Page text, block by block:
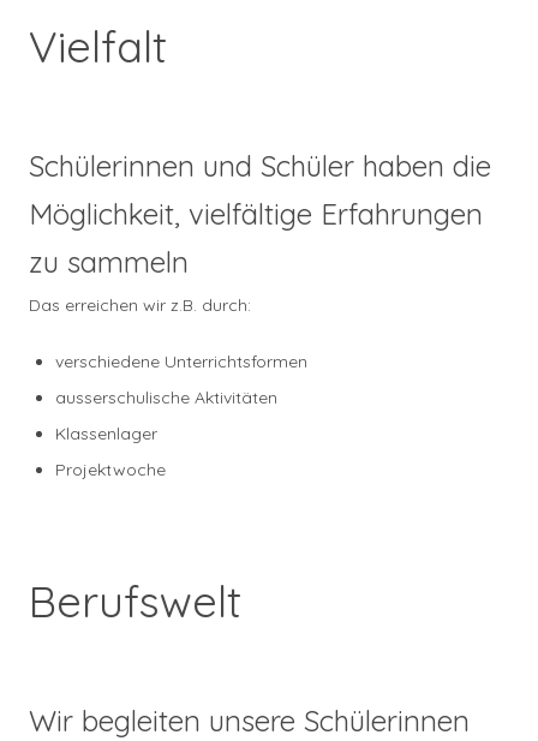
Vielfalt
Schülerinnen und Schüler haben die
Möglichkeit, vielfältige Erfahrungen
zu sammeln
Das erreichen wir z.B. durch:
verschiedene Unterrichtsformen
ausserschulische Aktivitäten
Klassenlager
Projektwoche
Berufswelt
Wir begleiten unsere Schülerinnen